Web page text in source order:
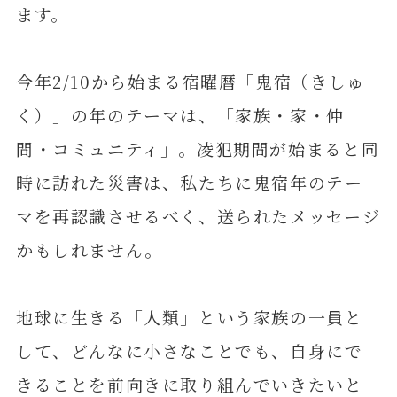
ます。
今年2/10から始まる宿曜暦「鬼宿（きしゅ
く）」の年のテーマは、「家族・家・仲
間・コミュニティ」。凌犯期間が始まると同
時に訪れた災害は、私たちに鬼宿年のテー
マを再認識させるべく、送られたメッセージ
かもしれません。
地球に生きる「人類」という家族の一員と
して、どんなに小さなことでも、自身にで
きることを前向きに取り組んでいきたいと